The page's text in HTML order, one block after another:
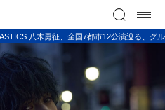
八木勇征、全国7都市12公演巡る、グ